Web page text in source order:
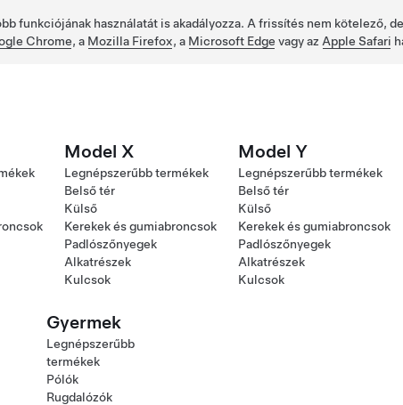
funkciójának használatát is akadályozza. A frissítés nem kötelező,
Chrome, a Mozilla Firefox, a Microsoft Edge vagy az Apple Safari
Model X
Legnépszerűbb termékek
Belső tér
Külső
Kerekek és gumiabroncsok
Padlószőnyegek
Alkatrészek
Kulcsok
Model Y
Legnépszerűbb termékek
Belső tér
Külső
Kerekek és gumiabroncsok
Padlószőnyegek
Alkatrészek
Kulcsok
Gyermek
Legnépszerűbb
termékek
Pólók
Rugdalózók